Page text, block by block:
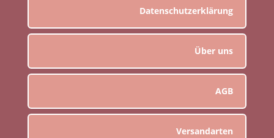
Datenschutzerklärung
Über uns
AGB
Versandarten